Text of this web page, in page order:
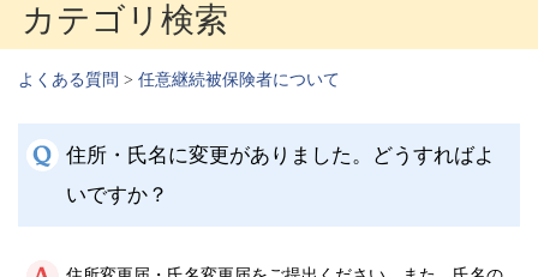
カテゴリ検索
よくある質問 > 任意継続被保険者について
住所・氏名に変更がありました。どうすればよ
いですか？